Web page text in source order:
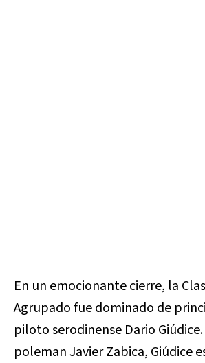
En un emocionante cierre, la
Agrupado fue dominado de
piloto serodinense Dario
poleman Javier Zabica, Giúdice